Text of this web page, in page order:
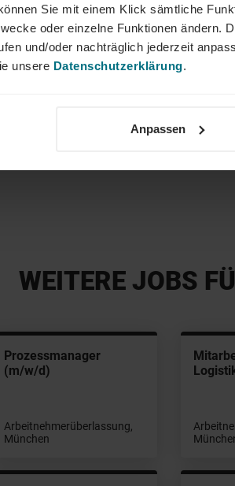
Sie mit einem Klick sämtliche
oder einzelne Funktionen ändern.
und/oder nachträglich jederzeit
unsere Datenschutzerklärung.
Anpassen
Bewerbung inkl.
#YourNextStep
WEITERE JOBS
Prozessmanager
(m/w/d)
Arbeitnehmerüberlassung,
München